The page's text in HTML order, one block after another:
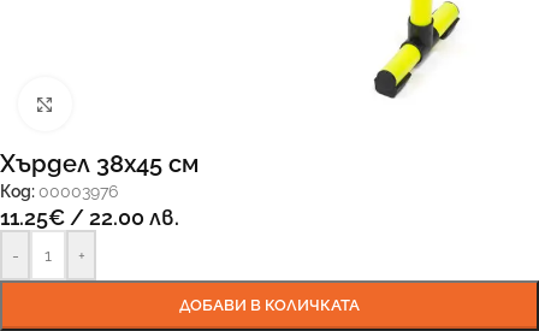
Хърдел 38х45 см
Код: 00003976
11.25€ / 22.00 лв.
- +
ДОБАВИ В КОЛИЧКАТА